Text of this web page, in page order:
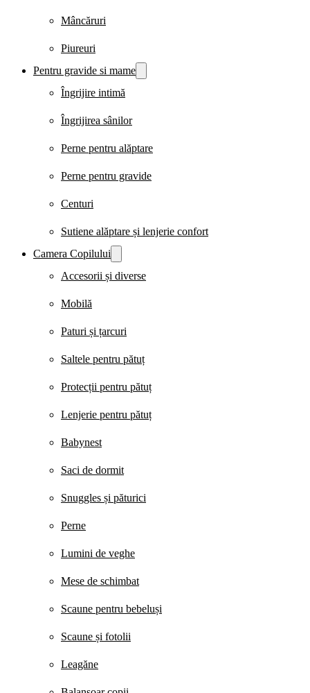
Mâncăruri
Piureuri
Pentru gravide si mame
Îngrijire intimă
Îngrijirea sânilor
Perne pentru alăptare
Perne pentru gravide
Centuri
Sutiene alăptare și lenjerie confort
Camera Copilului
Accesorii și diverse
Mobilă
Paturi și țarcuri
Saltele pentru pătuț
Protecții pentru pătuț
Lenjerie pentru pătuț
Babynest
Saci de dormit
Snuggles și păturici
Perne
Lumini de veghe
Mese de schimbat
Scaune pentru bebeluși
Scaune și fotolii
Leagăne